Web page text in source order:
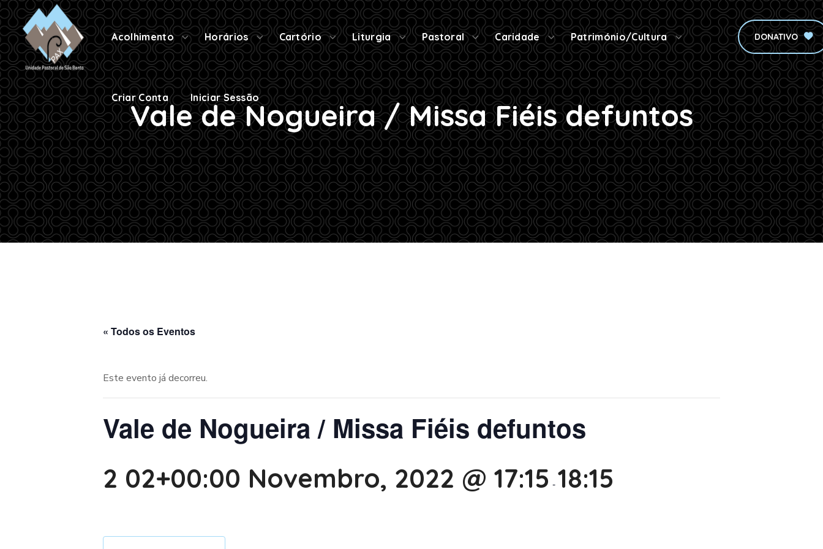
Acolhimento Horários Cartório Liturgia Pastoral Caridade Património/Cultura
Criar Conta Iniciar Sessão
DONATIVO
Criar Conta Iniciar Sessão
Vale de Nogueira / Missa Fiéis defuntos
« Todos os Eventos
Este evento já decorreu.
Vale de Nogueira / Missa Fiéis defuntos
2 02+00:00 Novembro, 2022 @ 17:15 -18:15